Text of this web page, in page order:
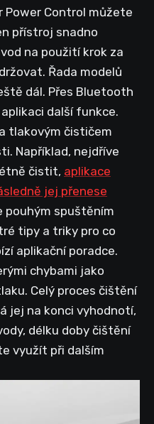
Power Control můžete
přístroj snadno
na použití krok za
Řada modelů
dál. Přes Bluetooth
další funkce.
tlakovým čističem
Například, nejdříve
čistit, aplikace
jej přenese
pouhým spuštěním
tipy a triky pro co
aplikační poradce.
chybami jako
Celý proces čištění
jej na konci vyhodnotí,
délku doby čištění
využít při dalším